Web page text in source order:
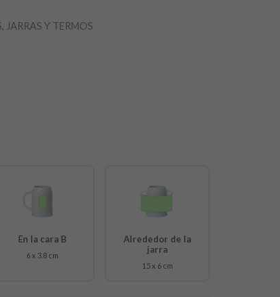
JARRAS Y TERMOS
En la cara B
6 x 3.8 cm
Alrededor de la
jarra
15 x 6 cm